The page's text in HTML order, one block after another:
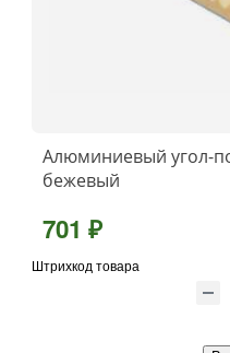
Алюминиевый угол-
бежевый
701 ₽
Штрихкод товара